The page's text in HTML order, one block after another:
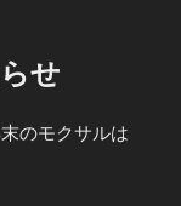
せ
のモクサルは